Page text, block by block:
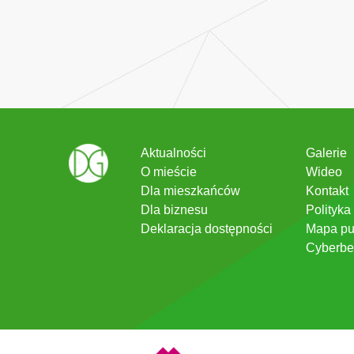
Aktualności
O mieście
Dla mieszkańców
Dla biznesu
Deklaracja dostępności
Galerie
Wideo
Kontakt
Mapa